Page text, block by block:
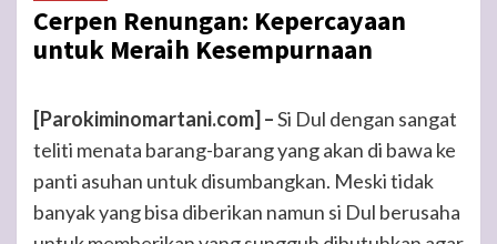
Cerpen Renungan: Kepercayaan
untuk Meraih Kesempurnaan
[Parokiminomartani.com] –Si Dul dengan sangat
teliti menata barang-barang yang akan di bawa ke
panti asuhan untuk disumbangkan. Meski tidak
banyak yang bisa diberikan namun si Dul berusaha